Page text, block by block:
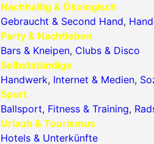
Nachhaltig & Ökologisch
Gebraucht & Second Hand,
Party & Nachtleben
Bars & Kneipen, Clubs & Disco
Selbstständige
Handwerk, Internet & Medien,
Sport
Ballsport, Fitness & Training,
Urlaub & Tourismus
Hotels & Unterkünfte